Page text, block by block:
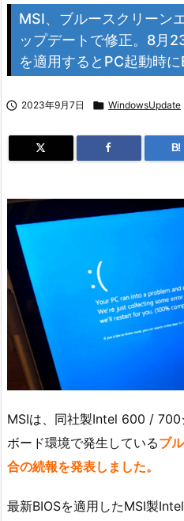
MSI、ブルースクリーン
ップデートで修正。8月
を適用するとPC起動時
 2023年9月7日  WindowsUpdate
B!
MSIは、同社製Intel 600 / 700
ボード環境で発生しているブ
合の続報を発表しました。
最新BIOSを適用したMSI製